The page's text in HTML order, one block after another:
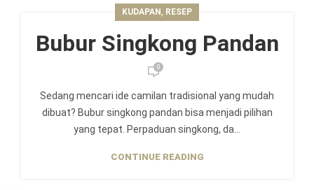
KUDAPAN, RESEP
Bubur Singkong Pandan
0
Sedang mencari ide camilan tradisional yang mudah
dibuat? Bubur singkong pandan bisa menjadi pilihan
yang tepat. Perpaduan singkong, da...
CONTINUE READING